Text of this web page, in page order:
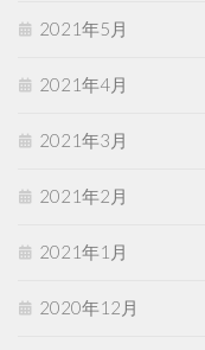
2021年5月
2021年4月
2021年3月
2021年2月
2021年1月
2020年12月